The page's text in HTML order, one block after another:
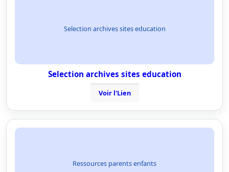
Selection archives sites education
Selection archives sites education
Voir l'Lien
Ressources parents enfants